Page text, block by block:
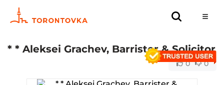
* * Aleksei Grachev, Barrister & Solicitor
0 0